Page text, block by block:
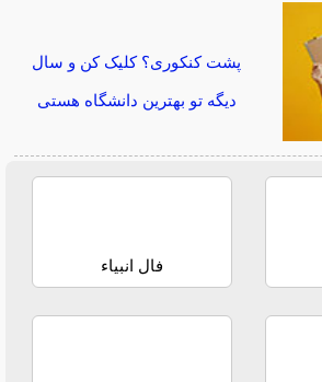
پشت کنکوری؟ کلیک کن و سال
دیگه تو بهترین دانشگاه هستی
فال انبیاء